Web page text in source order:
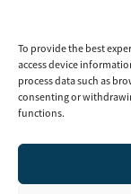
To provide the best
access device
process data such as
consenting or
functions.
Instagram
LinkedIn